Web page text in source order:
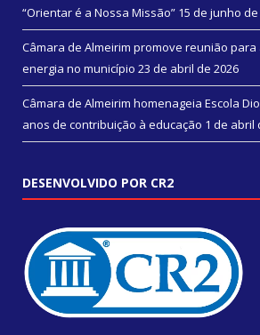
“Orientar é a Nossa Missão” 15 de junho de
Câmara de Almeirim promove reunião
energia no município 23 de abril de 2026
Câmara de Almeirim homenageia Escola
anos de contribuição à educação 1 de abril
DESENVOLVIDO POR CR2